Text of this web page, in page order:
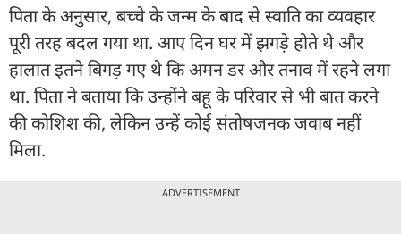
पिता के अनुसार, बच्चे के जन्म के बाद से स्वाति का व्यवहार
पूरी तरह बदल गया था. आए दिन घर में झगड़े होते थे और
हालात इतने बिगड़ गए थे कि अमन डर और तनाव में रहने लगा
था. पिता ने बताया कि उन्होंने बहू के परिवार से भी बात करने
की कोशिश की, लेकिन उन्हें कोई संतोषजनक जवाब नहीं
मिला.
ADVERTISEMENT